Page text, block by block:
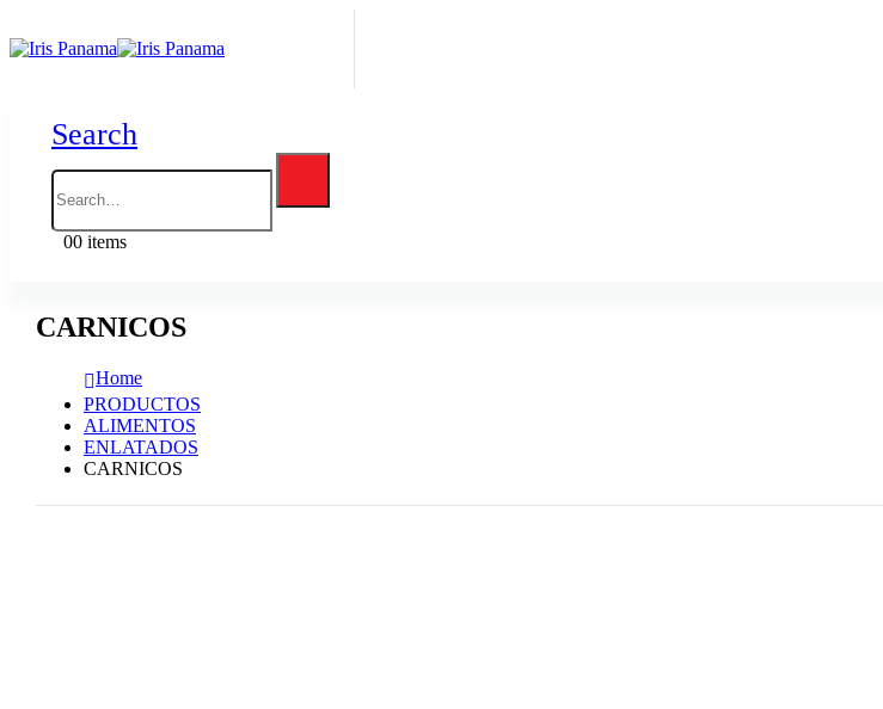
Search
00 items
CARNICOS
Home
PRODUCTOS
ALIMENTOS
ENLATADOS
CARNICOS